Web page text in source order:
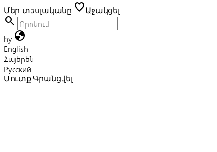
Մեր տեսլականը favoriteԱջակցել
search
hy globe
English
Հայերեն
Русский
Մուտք Գրանցվել